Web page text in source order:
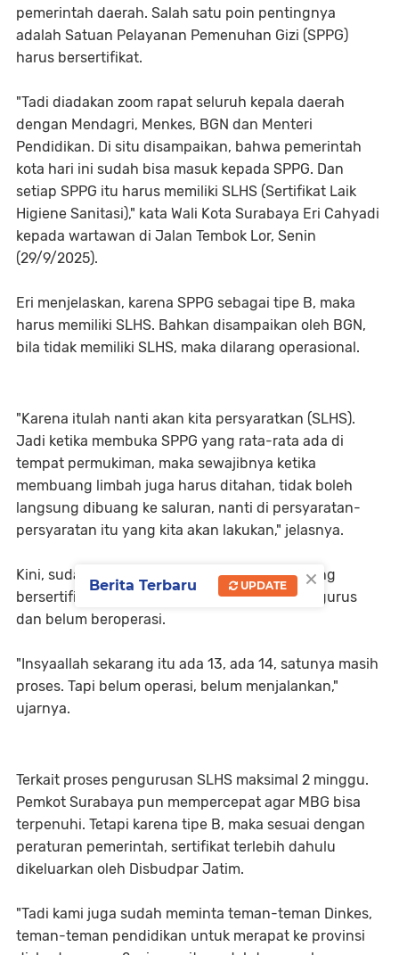
pemerintah daerah. Salah satu poin pentingnya
adalah Satuan Pelayanan Pemenuhan Gizi (SPPG)
harus bersertifikat.
"Tadi diadakan zoom rapat seluruh kepala daerah
dengan Mendagri, Menkes, BGN dan Menteri
Pendidikan. Di situ disampaikan, bahwa pemerintah
kota hari ini sudah bisa masuk kepada SPPG. Dan
setiap SPPG itu harus memiliki SLHS (Sertifikat Laik
Higiene Sanitasi)," kata Wali Kota Surabaya Eri Cahyadi
kepada wartawan di Jalan Tembok Lor, Senin
(29/9/2025).
Eri menjelaskan, karena SPPG sebagai tipe B, maka
harus memiliki SLHS. Bahkan disampaikan oleh BGN,
bila tidak memiliki SLHS, maka dilarang operasional.
"Karena itulah nanti akan kita persyaratkan (SLHS).
Jadi ketika membuka SPPG yang rata-rata ada di
tempat permukiman, maka sewajibnya ketika
membuang limbah juga harus ditahan, tidak boleh
langsung dibuang ke saluran, nanti di persyaratan-
persyaratan itu yang kita akan lakukan," jelasnya.
Kini, sudah ada belasan SPPG di Surabaya yang
bersertifikat. Lalu ada satu yang sedang mengurus
dan belum beroperasi.
"Insyaallah sekarang itu ada 13, ada 14, satunya masih
proses. Tapi belum operasi, belum menjalankan,"
ujarnya.
Terkait proses pengurusan SLHS maksimal 2 minggu.
Pemkot Surabaya pun mempercepat agar MBG bisa
terpenuhi. Tetapi karena tipe B, maka sesuai dengan
peraturan pemerintah, sertifikat terlebih dahulu
dikeluarkan oleh Disbudpar Jatim.
"Tadi kami juga sudah meminta teman-teman Dinkes,
teman-teman pendidikan untuk merapat ke provinsi
×
Berita Terbaru UPDATE